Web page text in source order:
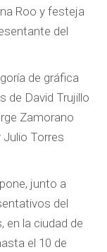
Roo y festeja
del
de gráfica
de David Trujillo
Zamorano
Julio Torres
junto a
del
en la ciudad de
el 10 de